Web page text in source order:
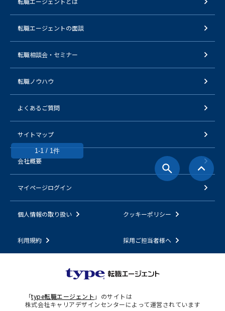
1-1 / 1件
転職エージェントの面談
転職相談会・セミナー
転職ノウハウ
よくあるご質問
サイトマップ
会社概要
マイページログイン
個人情報の取り扱い クッキーポリシー
利用規約 採用ご担当者様へ
「type転職エージェント 」のサイトは
株式会社キャリアデザインセンターによって運営されています